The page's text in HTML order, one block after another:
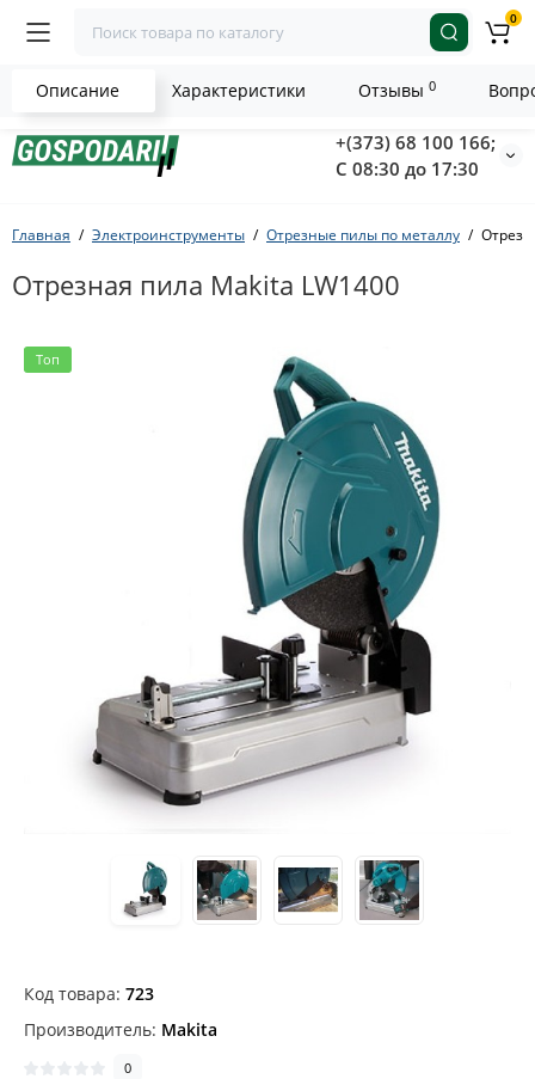
+(373) 68 100 166;
С 08:30 до 17:30
0
Главная Электроинструменты Отрезные пилы по металлу
Отрезная пила Makita LW1400
Топ
Код товара: 723
Производитель: Makita
0
Описание Характеристики Отзывы 0